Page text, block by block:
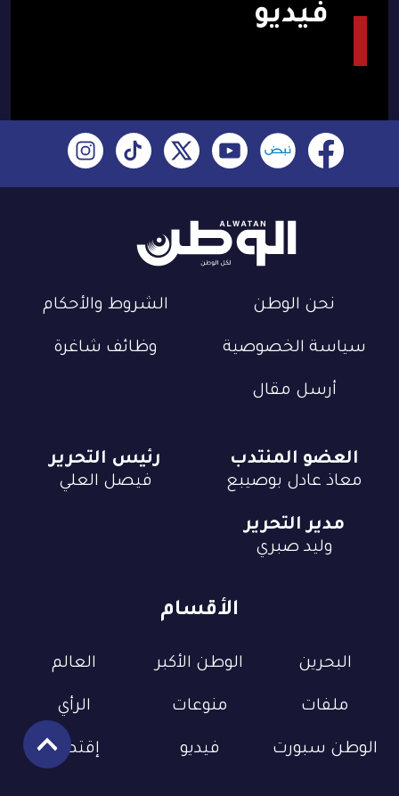
فيديو
نحن الوطن الشروط والأحكام
سياسة الخصوصية وظائف شاغرة
أرسل مقال
الأقسام
البحرين الوطن الأكبر العالم
ملفات منوعات الرأي
الوطن سبورت فيديو إقتصاد
العضو المنتدب
معاذ عادل بوصيبع
رئيس التحرير
فيصل العلي
مدير التحرير
وليد صبري